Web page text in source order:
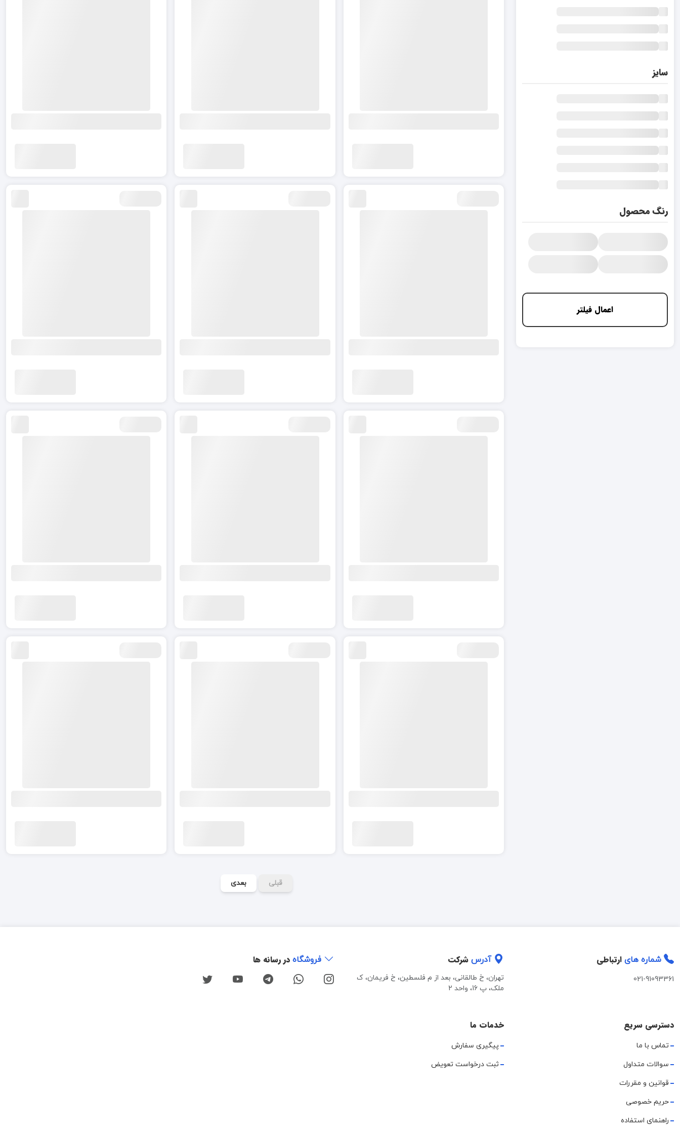
سایز
رنگ محصول
اعمال فیلتر
قبلی بعدی
شماره های ارتباطی
021-91093361
آدرس شرکت
تهران، خ طالقانی، بعد از م فلسطین، خ فریمان، ک
ملک، پ 16، واحد 2
فروشگاه در رسانه ها
دسترسی سریع
تماس با ما
سوالات متداول
قوانین و مقررات
حریم خصوصی
راهنمای استفاده
خدمات ما
پیگیری سفارش
ثبت درخواست تعویض